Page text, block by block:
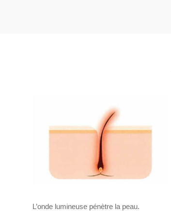
L’onde lumineuse pénètre la peau.